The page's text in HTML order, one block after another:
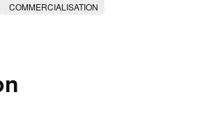
COMMERCIALISATION